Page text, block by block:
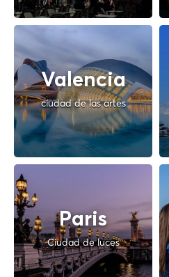
Valencia
ciudad de las artes
Paris
Ciudad de luces